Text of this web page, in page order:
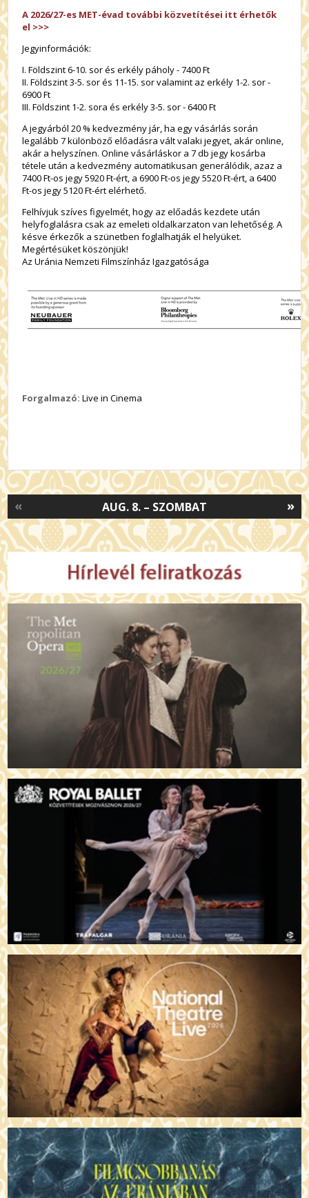
A 2026/27-es MET-évad további közvetítései itt érhetők
el >>>
Jegyinformációk:
I. Földszint 6-10. sor és erkély páholy - 7400 Ft
II. Földszint 3-5. sor és 11-15. sor valamint az erkély 1-2. sor -
6900 Ft
III. Földszint 1-2. sora és erkély 3-5. sor - 6400 Ft
A jegyárból 20 % kedvezmény jár, ha egy vásárlás során
legalább 7 különböző előadásra vált valaki jegyet, akár online,
akár a helyszínen. Online vásárláskor a 7 db jegy kosárba
tétele után a kedvezmény automatikusan generálódik, azaz a
7400 Ft-os jegy 5920 Ft-ért, a 6900 Ft-os jegy 5520 Ft-ért, a 6400
Ft-os jegy 5120 Ft-ért elérhető.
Felhívjuk szíves figyelmét, hogy az előadás kezdete után
helyfoglalásra csak az emeleti oldalkarzaton van lehetőség. A
késve érkezők a szünetben foglalhatják el helyüket.
Megértésüket köszönjük!
Az Uránia Nemzeti Filmszínház Igazgatósága
Forgalmazó: Live in Cinema
»
AUG. 8. – SZOMBAT
«